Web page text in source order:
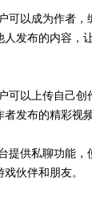
可以成为作者，
人发布的内容，
可以上传自己创
发布的精彩视
提供私聊功能，
伙伴和朋友。